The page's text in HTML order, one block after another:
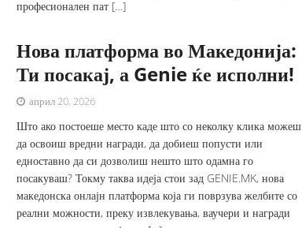
професионален пат […]
Нова платформа во Македонија:
Ти посакај, а Genie ќе исполни!
април 20, 2026
Што ако постоеше место каде што со неколку клика можеш
да освоиш вредни награди, да добиеш попусти или
едноставно да си дозволиш нешто што одамна го
посакуваш? Токму таква идеја стои зад GENIE.MK, нова
македонска онлајн платформа која ги поврзува желбите со
реални можности, преку извлекувања, ваучери и награди